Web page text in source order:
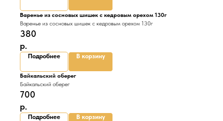
Варенье из сосновых шишек с кедровым орехом 130г
Варенье из сосновых шишек с кедровым орехом 130г
380
р.
Подробнее В корзину
Байкальский оберег
Байкальский оберег
700
р.
Подробнее В корзину